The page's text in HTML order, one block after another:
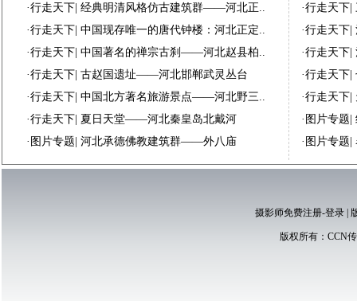
·行走天下| 经典明清风格仿古建筑群——河北正..
·行走天下| 中国现存唯一的唐代钟楼：河北正定..
·行走天下| 中国著名的禅宗古刹——河北赵县柏..
·行走天下| 古赵国遗址——河北邯郸武灵丛台
·行走天下| 中国北方著名旅游景点——河北野三..
·行走天下| 夏日天堂——河北秦皇岛北戴河
·图片专题| 河北承德佛教建筑群——外八庙
·行走天下|
·行走天下|
·行走天下|
·行走天下|
·行走天下|
·图片专题|
·图片专题|
摄影师免费注册-登录|
版权所有： CCN